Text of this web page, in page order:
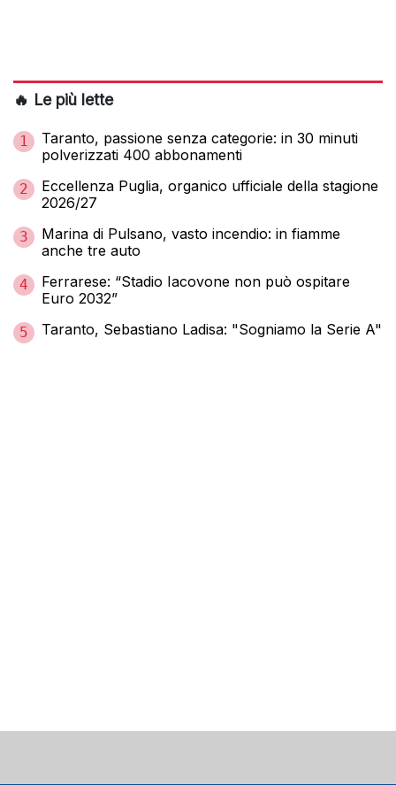
🔥 Le più lette
1
Taranto, passione senza categorie: in 30 minuti
polverizzati 400 abbonamenti
2
Eccellenza Puglia, organico ufficiale della stagione
2026/27
3
Marina di Pulsano, vasto incendio: in fiamme
anche tre auto
4
Ferrarese: “Stadio Iacovone non può ospitare
Euro 2032”
5 Taranto, Sebastiano Ladisa: "Sogniamo la Serie A"